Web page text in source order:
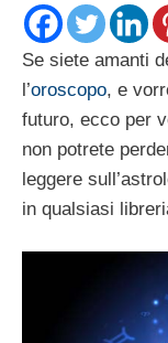
Se siete amanti
l’oroscopo, e
futuro, ecco per
non potrete
leggere
in qualsiasi